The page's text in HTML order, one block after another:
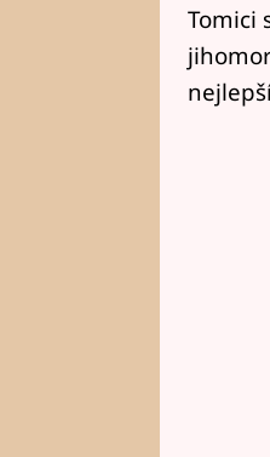
Tomici